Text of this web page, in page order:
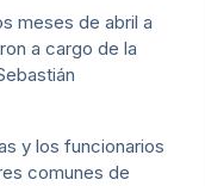
meses de abril a
a cargo de la
y los funcionarios
comunes de